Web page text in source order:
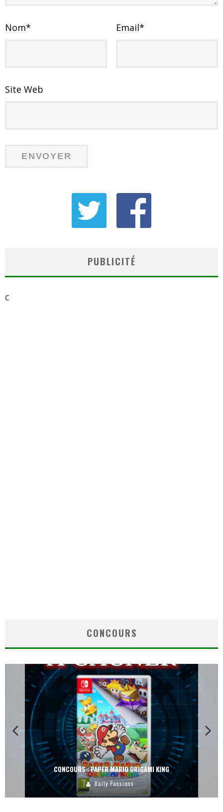
Nom* Email*
Site Web
PUBLICITÉ
C
CONCOURS
CONCOURS : PAPER MARIO ORIGAMI KING
Daily Passions